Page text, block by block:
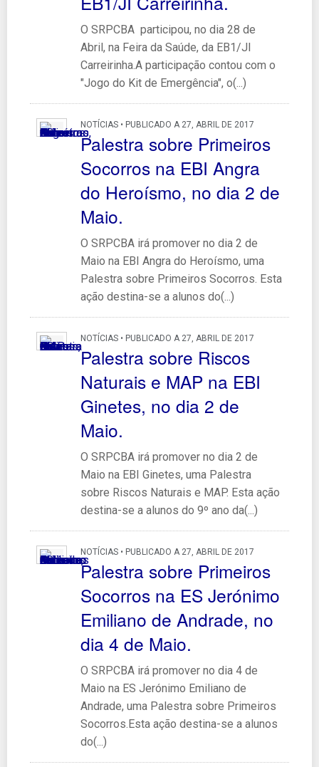
O SRPCBA participou, no dia 28 de
Abril, na Feira da Saúde, da EB1/JI
Carreirinha.A participação contou com o
"Jogo do Kit de Emergência", o(...)
NOTÍCIAS • PUBLICADO A 27, ABRIL DE 2017
Palestra sobre Primeiros
Socorros na EBI Angra
do Heroísmo, no dia 2 de
Maio.
O SRPCBA irá promover no dia 2 de
Maio na EBI Angra do Heroísmo, uma
Palestra sobre Primeiros Socorros. Esta
ação destina-se a alunos do(...)
NOTÍCIAS • PUBLICADO A 27, ABRIL DE 2017
Palestra sobre Riscos
Naturais e MAP na EBI
Ginetes, no dia 2 de
Maio.
O SRPCBA irá promover no dia 2 de
Maio na EBI Ginetes, uma Palestra
sobre Riscos Naturais e MAP. Esta ação
destina-se a alunos do 9º ano da(...)
NOTÍCIAS • PUBLICADO A 27, ABRIL DE 2017
Palestra sobre Primeiros
Socorros na ES Jerónimo
Emiliano de Andrade, no
dia 4 de Maio.
O SRPCBA irá promover no dia 4 de
Maio na ES Jerónimo Emiliano de
Andrade, uma Palestra sobre Primeiros
Socorros.Esta ação destina-se a alunos
do(...)